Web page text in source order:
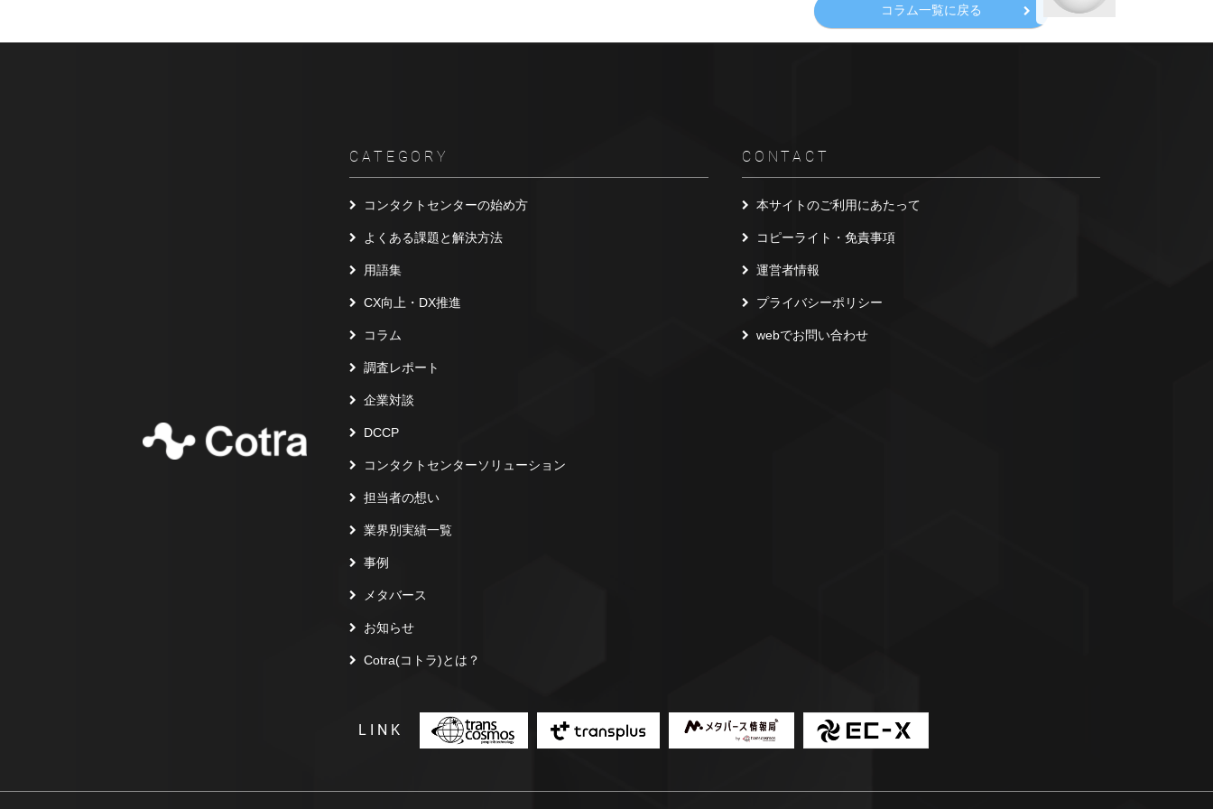
コラム一覧に戻る
CATEGORY
コンタクトセンターの始め方
よくある課題と解決方法
用語集
CX向上・DX推進
コラム
調査レポート
企業対談
DCCP
コンタクトセンターソリューション
担当者の想い
業界別実績一覧
事例
メタバース
お知らせ
Cotra(コトラ)とは？
CONTACT
本サイトのご利用にあたって
コピーライト・免責事項
運営者情報
プライバシーポリシー
webでお問い合わせ
LINK